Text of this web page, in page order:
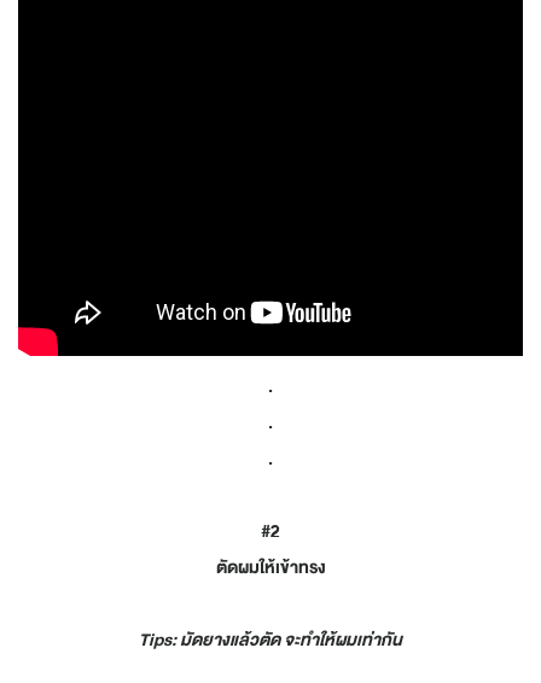
.
.
.
#2
ตัดผมให้เข้าทรง
Tips: มัดยางแล้วตัด จะทำให้ผมเท่ากัน